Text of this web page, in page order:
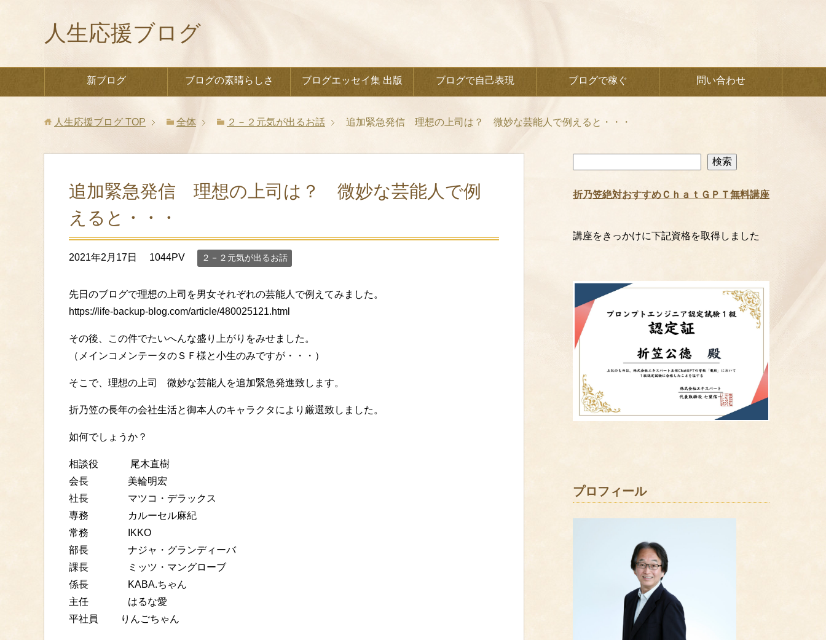
人生応援ブログ
新ブログ ブログの素晴らしさ ブログエッセイ集 出版 ブログで自己表現 ブログで稼ぐ 問い合わせ
人生応援ブログ TOP 全体 ２－２元気が出るお話 追加緊急発信 理想の上司は？ 微妙な芸能人で例えると・・・
追加緊急発信 理想の上司は？ 微妙な芸能人で例
えると・・・
2021年2月17日 1044PV ２－２元気が出るお話
先日のブログで理想の上司を男女それぞれの芸能人で例えてみました。
https://life-backup-blog.com/article/480025121.html
その後、この件でたいへんな盛り上がりをみせました。
（メインコメンテータのＳＦ様と小生のみですが・・・）
そこで、理想の上司 微妙な芸能人を追加緊急発進致します。
折乃笠の長年の会社生活と御本人のキャラクタにより厳選致しました。
如何でしょうか？
相談役 尾木直樹
会長 美輪明宏
社長 マツコ・デラックス
専務 カルーセル麻紀
常務 IKKO
部長 ナジャ・グランディーバ
課長 ミッツ・マングローブ
係長 KABA.ちゃん
主任 はるな愛
平社員 りんごちゃん
索
検索
折乃笠絶対おすすめＣｈａｔＧＰＴ無料講座
講座をきっかけに下記資格を取得しました
プロフィール